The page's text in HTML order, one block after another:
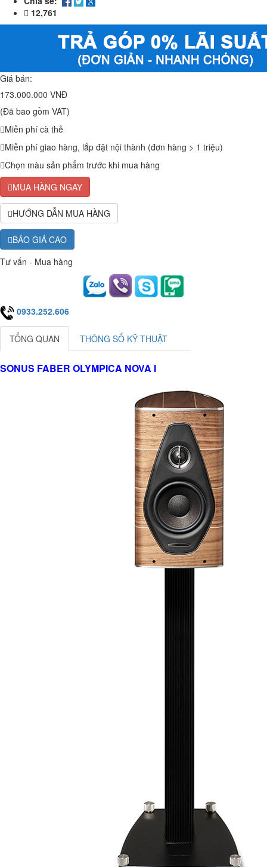
12,761
Giá bán:
173.000.000 VNĐ
(Đã bao gồm VAT)
Miễn phí cà thẻ
Miễn phí giao hàng, lắp đặt nội thành (đơn hàng > 1 triệu)
Chọn màu sản phẩm trước khi mua hàng
MUA HÀNG NGAY
HƯỚNG DẪN MUA HÀNG
BÁO GIÁ CAO
Tư vấn - Mua hàng
0933.252.606
TỔNG QUAN THÔNG SỐ KỸ THUẬT
SONUS FABER OLYMPICA NOVA I